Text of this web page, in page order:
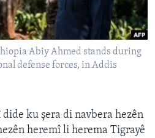
Abiy Ahmed stands during
defense forces, in Addis
ku şera di navbera hezên
heremî li herema Tigrayê